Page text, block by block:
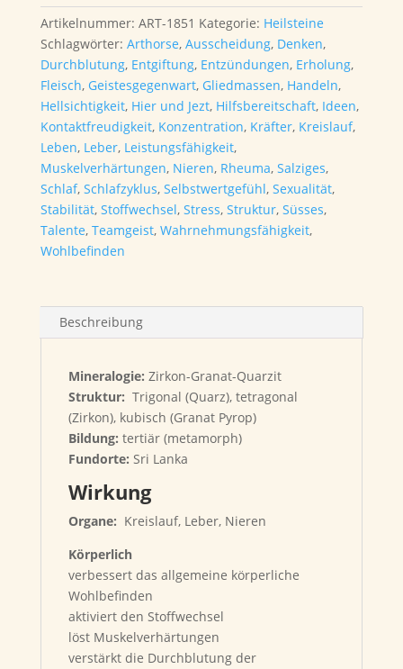
Trommelstein
Menge
Artikelnummer: ART-1851 Kategorie: Heilsteine
Schlagwörter: Arthorse, Ausscheidung, Denken,
Durchblutung, Entgiftung, Entzündungen, Erholung,
Fleisch, Geistesgegenwart, Gliedmassen, Handeln,
Hellsichtigkeit, Hier und Jezt, Hilfsbereitschaft, Ideen,
Kontaktfreudigkeit, Konzentration, Kräfter, Kreislauf,
Leben, Leber, Leistungsfähigkeit,
Muskelverhärtungen, Nieren, Rheuma, Salziges,
Schlaf, Schlafzyklus, Selbstwertgefühl, Sexualität,
Stabilität, Stoffwechsel, Stress, Struktur, Süsses,
Talente, Teamgeist, Wahrnehmungsfähigkeit,
Wohlbefinden
Beschreibung
Mineralogie: Zirkon-Granat-Quarzit
Struktur: Trigonal (Quarz), tetragonal
(Zirkon), kubisch (Granat Pyrop)
Bildung: tertiär (metamorph)
Fundorte: Sri Lanka
Wirkung
Organe: Kreislauf, Leber, Nieren
Körperlich
verbessert das allgemeine körperliche
Wohlbefinden
aktiviert den Stoffwechsel
löst Muskelverhärtungen
verstärkt die Durchblutung der